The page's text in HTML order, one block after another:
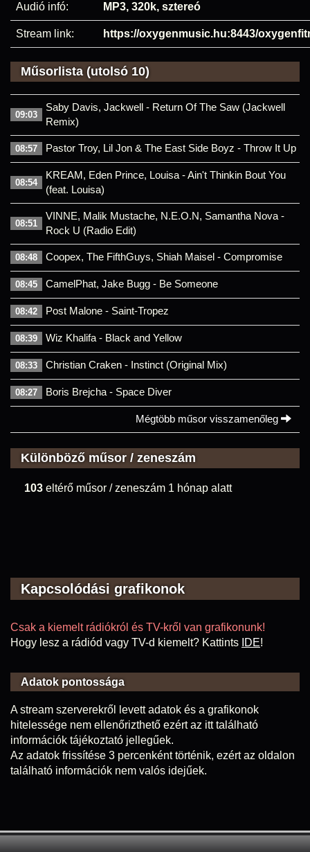
Audió infó: MP3, 320k, sztereó
Stream link: https://oxygenmusic.hu:8443/
Műsorlista (utolsó 10)
09:03
Saby Davis, Jackwell - Return Of The Saw (Jackwell
Remix)
08:57 Pastor Troy, Lil Jon & The East Side Boyz - Throw It Up
08:54
KREAM, Eden Prince, Louisa - Ain't Thinkin Bout You
(feat. Louisa)
08:51
VINNE, Malik Mustache, N.E.O.N, Samantha Nova -
Rock U (Radio Edit)
08:48 Coopex, The FifthGuys, Shiah Maisel - Compromise
08:45 CamelPhat, Jake Bugg - Be Someone
08:42 Post Malone - Saint-Tropez
08:39 Wiz Khalifa - Black and Yellow
08:33 Christian Craken - Instinct (Original Mix)
08:27 Boris Brejcha - Space Diver
Mégtöbb műsor visszamenőleg
Különböző műsor / zeneszám
103 eltérő műsor / zeneszám 1 hónap alatt
Kapcsolódási grafikonok
Csak a kiemelt rádiókról és TV-kről van grafikonunk!
Hogy lesz a rádiód vagy TV-d kiemelt? Kattints IDE!
Adatok pontossága
A stream szerverekről levett adatok és a grafikonok
hitelessége nem ellenőrizthető ezért az itt található
információk tájékoztató jellegűek.
Az adatok frissítése 3 percenként történik, ezért az oldalon
található információk nem valós idejűek.